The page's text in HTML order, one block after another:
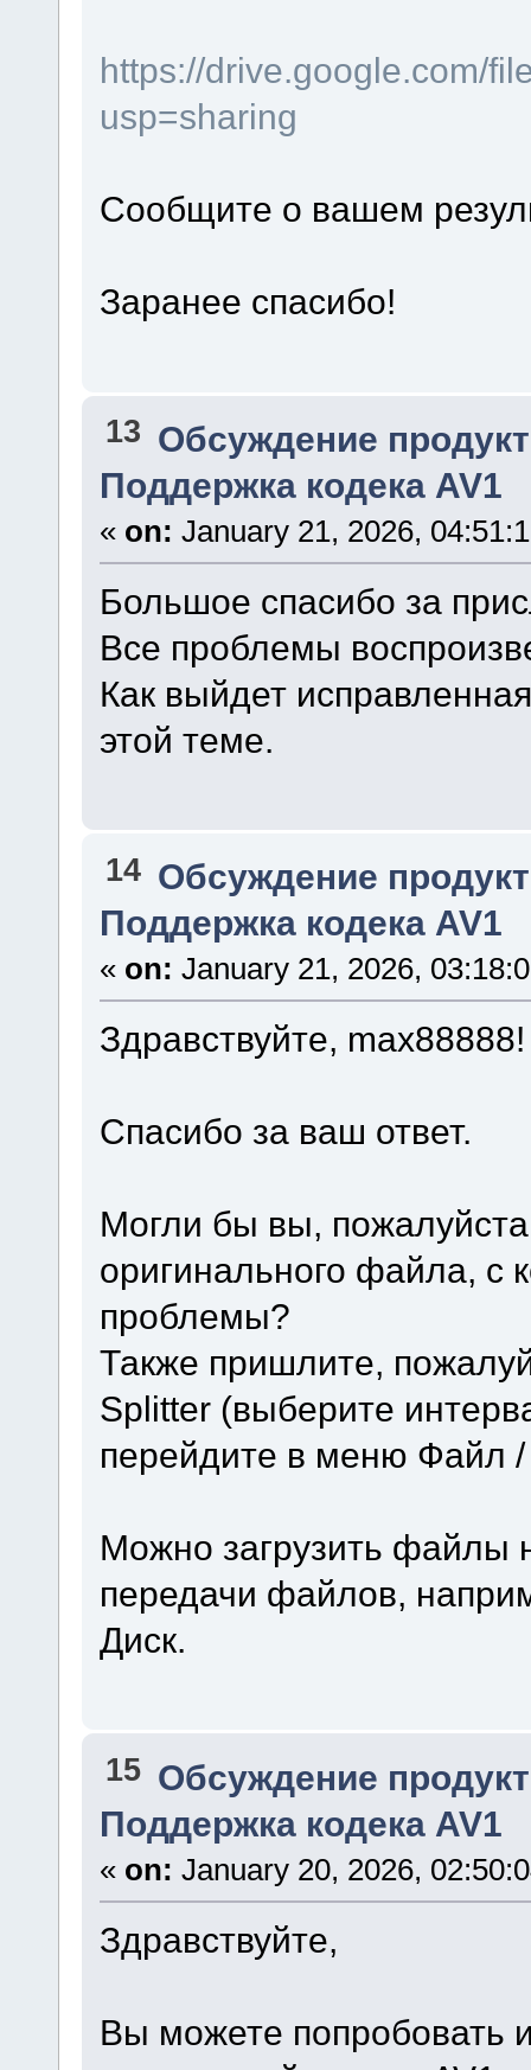
https://drive.google.com/
usp=sharing
Сообщите о вашем
Заранее спасибо!
13 Обсуждение
Поддержка кодека AV1
« on: January 21, 2026,
Большое спасибо за
Все проблемы
Как выйдет
этой теме.
14 Обсуждение
Поддержка кодека AV1
« on: January 21, 2026,
Здравствуйте, max88888!
Спасибо за ваш ответ.
Могли бы вы,
оригинального файла, с
проблемы?
Также пришлите,
Splitter (выберите
перейдите в меню Файл /
Можно загрузить файлы
передачи файлов,
Диск.
15 Обсуждение
Поддержка кодека AV1
« on: January 20, 2026,
Здравствуйте,
Вы можете попробовать